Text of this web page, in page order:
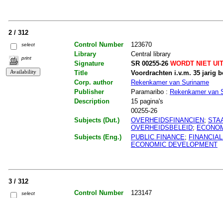
2 / 312
select
print
Control Number
123670
Library
Central library
Signature
SR 00255-26WORDT NIET
Title
Voordrachten i.v.m. 35 jarig
Corp. author
Rekenkamer van Suriname
Publisher
Paramaribo : Rekenkamer van
Description
15 pagina's
00255-26
Subjects (Dut.)
OVERHEIDSFINANCIEN;
OVERHEIDSBELEID;
Subjects (Eng.)
PUBLIC FINANCE;
ECONOMIC DEVELOPMENT
3 / 312
select Control Number
123147